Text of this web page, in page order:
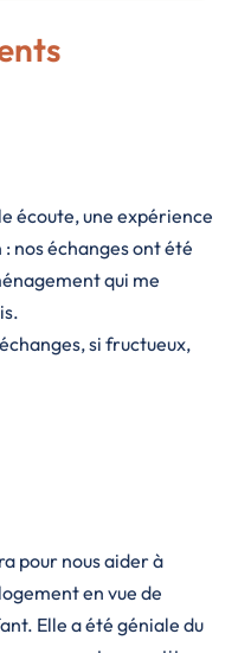
écoute, une expérience
nos échanges ont été
qui me
si fructueux,
pour nous aider à
en vue de
Elle a été géniale du